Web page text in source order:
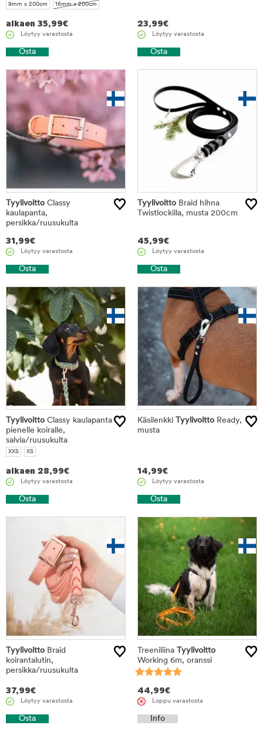
9mm x 200cm 16mm x 200cm
alkaen 35,99€
Löytyy varastosta
Osta
23,99€
Löytyy varastosta
Osta
Tyylivoitto Classy
kaulapanta,
persikka/ruusukulta
31,99€
Löytyy varastosta
Osta
Tyylivoitto Braid hihna
Twistlockilla, musta 200cm
45,99€
Löytyy varastosta
Osta
Tyylivoitto Classy kaulapanta
pienelle koiralle,
salvia/ruusukulta
XXS XS
alkaen 28,99€
Löytyy varastosta
Osta
Käsilenkki Tyylivoitto Ready,
musta
14,99€
Löytyy varastosta
Osta
Tyylivoitto Braid
koirantalutin,
persikka/ruusukulta
37,99€
Löytyy varastosta
Osta
Treeniliina Tyylivoitto
Working 6m, oranssi
44,99€
Loppu varastosta
Info